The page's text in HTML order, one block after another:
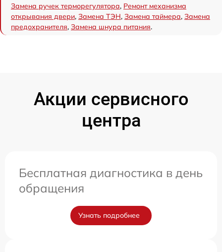
Замена ручек терморегулятора, Ремонт механизма
открывания двери, Замена ТЭН, Замена таймера, Замена
предохранителя, Замена шнура питания.
Акции сервисного
центра
Бесплатная диагностика в день
обращения
Узнать подробнее